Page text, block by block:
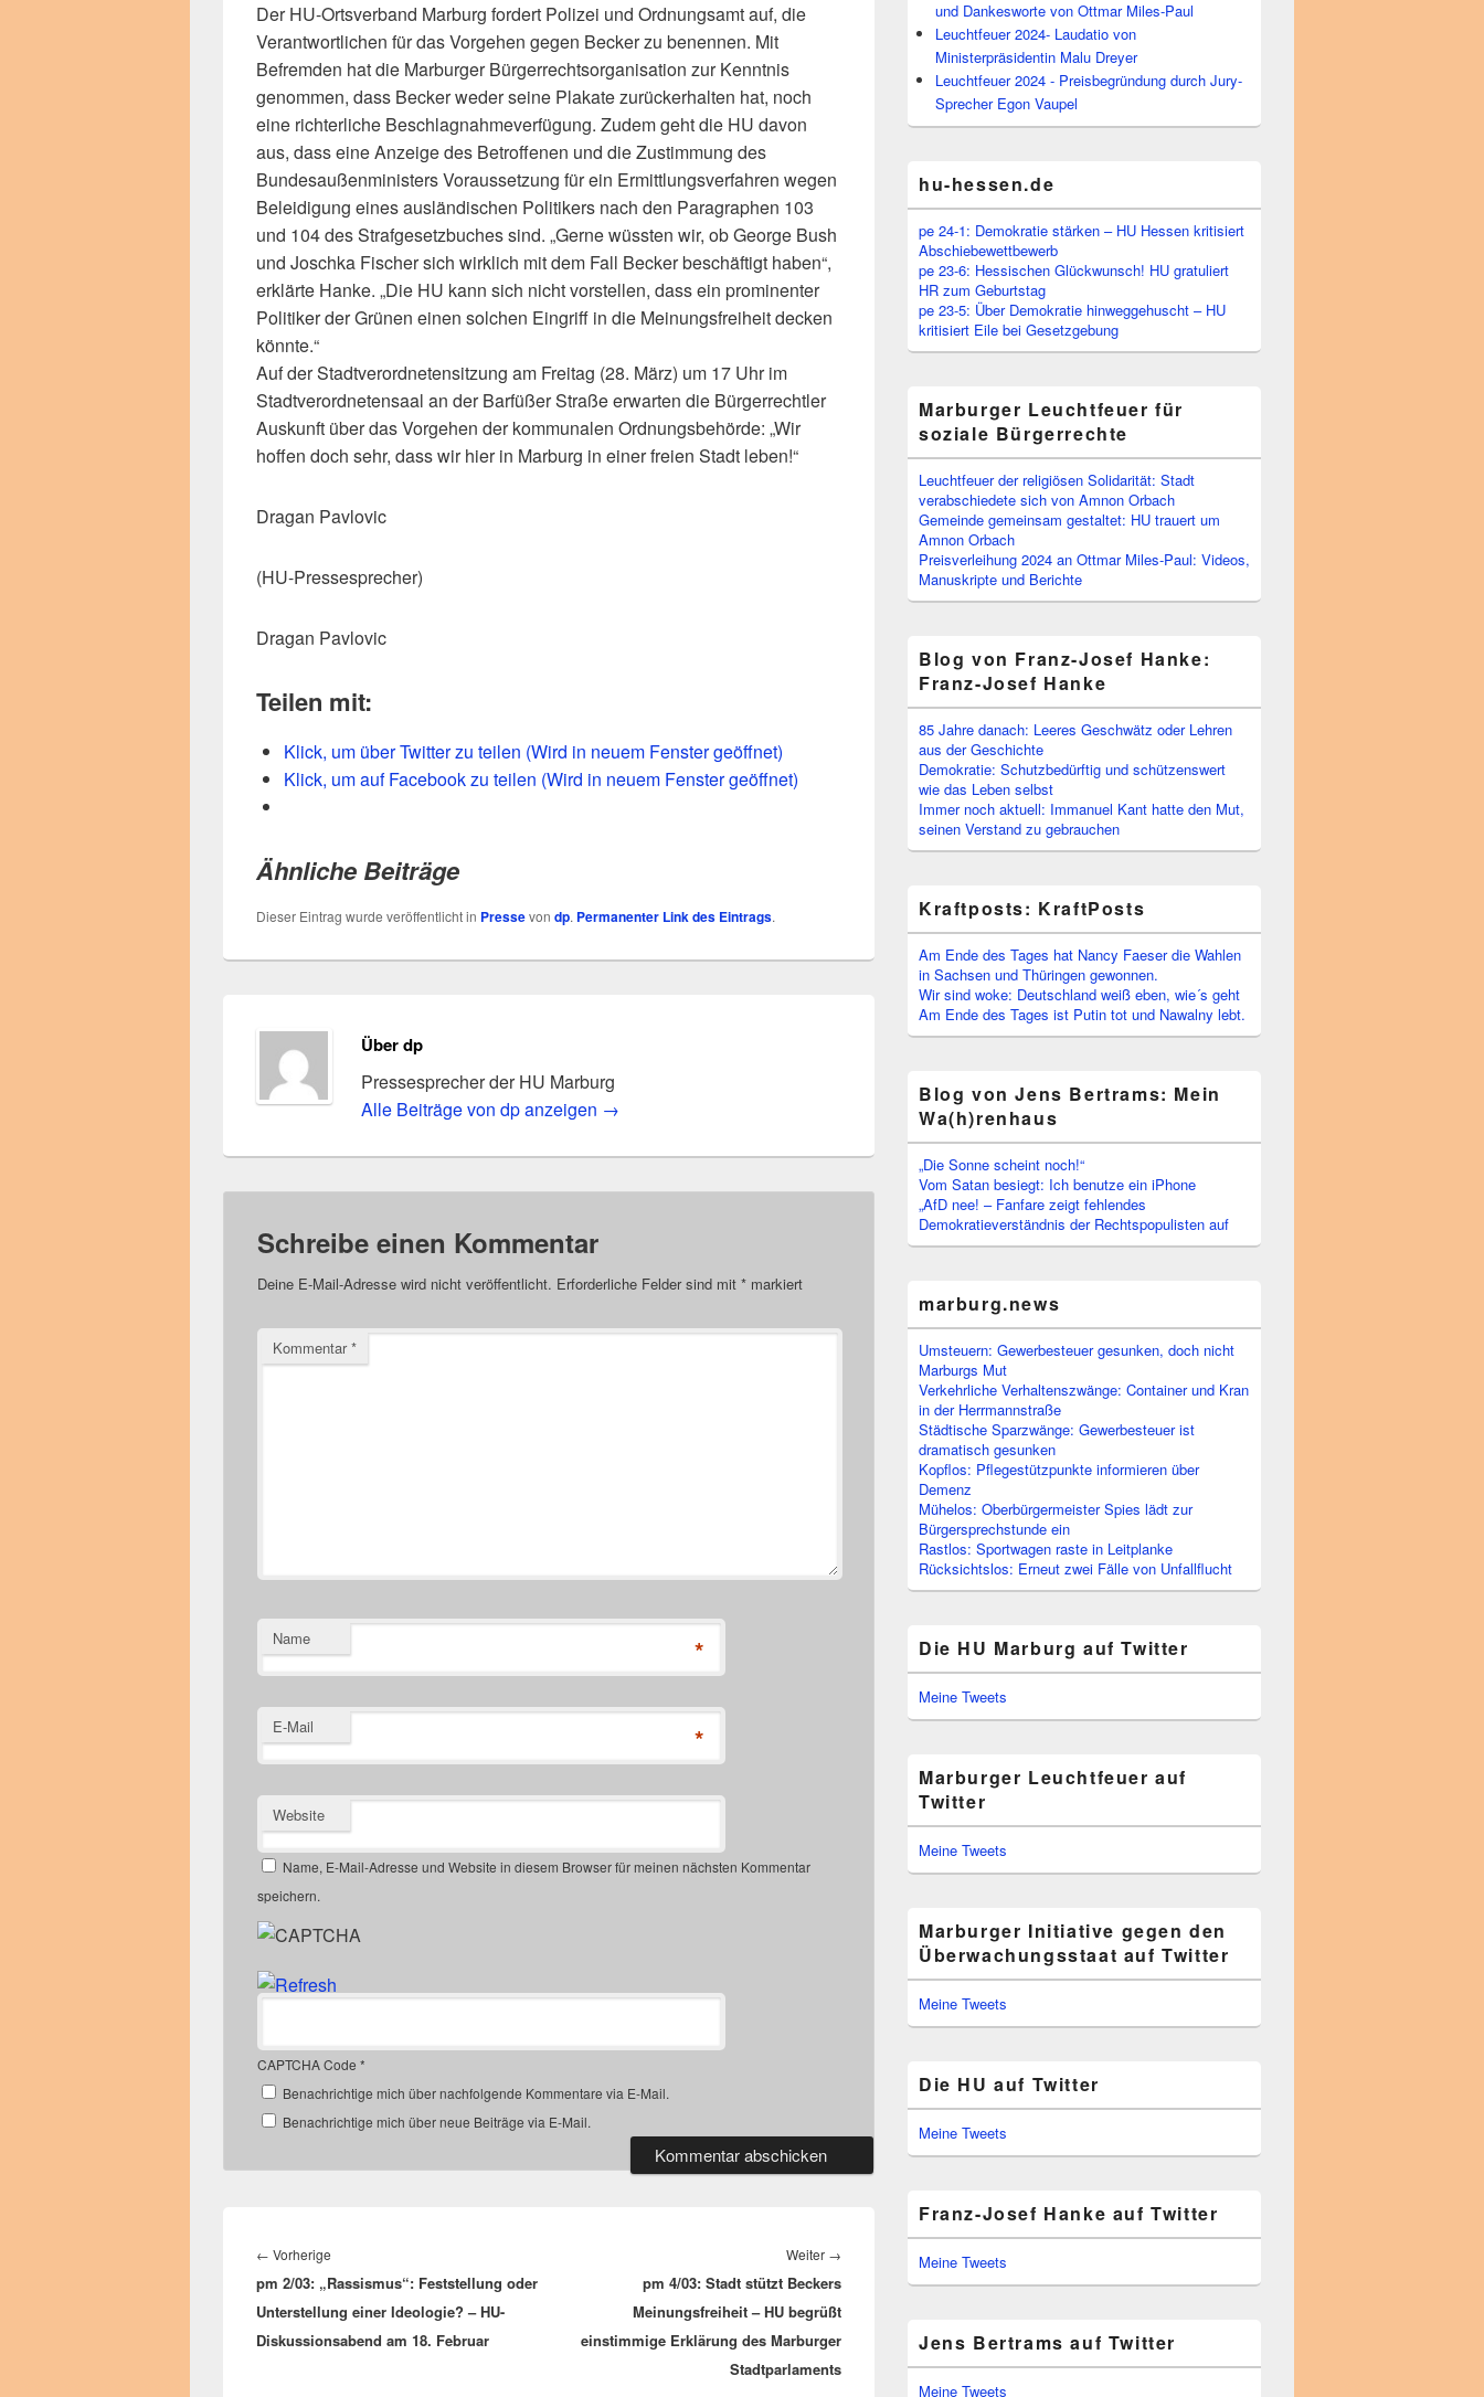
Der HU-Ortsverband Marburg fordert Polizei und Ordnungsamt auf, die
Verantwortlichen für das Vorgehen gegen Becker zu benennen. Mit
Befremden hat die Marburger Bürgerrechtsorganisation zur Kenntnis
genommen, dass Becker weder seine Plakate zurückerhalten hat, noch
eine richterliche Beschlagnahmeverfügung. Zudem geht die HU davon
aus, dass eine Anzeige des Betroffenen und die Zustimmung des
Bundesaußenministers Voraussetzung für ein Ermittlungsverfahren wegen
Beleidigung eines ausländischen Politikers nach den Paragraphen 103
und 104 des Strafgesetzbuches sind. „Gerne wüssten wir, ob George Bush
und Joschka Fischer sich wirklich mit dem Fall Becker beschäftigt haben“,
erklärte Hanke. „Die HU kann sich nicht vorstellen, dass ein prominenter
Politiker der Grünen einen solchen Eingriff in die Meinungsfreiheit decken
könnte.“
Auf der Stadtverordnetensitzung am Freitag (28. März) um 17 Uhr im
Stadtverordnetensaal an der Barfüßer Straße erwarten die Bürgerrechtler
Auskunft über das Vorgehen der kommunalen Ordnungsbehörde: „Wir
hoffen doch sehr, dass wir hier in Marburg in einer freien Stadt leben!“
Dragan Pavlovic
(HU-Pressesprecher)
Dragan Pavlovic
Teilen mit:
Klick, um über Twitter zu teilen (Wird in neuem Fenster geöffnet)
Klick, um auf Facebook zu teilen (Wird in neuem Fenster geöffnet)
Ähnliche Beiträge
Dieser Eintrag wurde veröffentlicht in Pressevon dp. Permanenter Link des Eintrags.
Über dp
Pressesprecher der HU Marburg
Alle Beiträge von dp anzeigen →
Schreibe einen Kommentar
Deine E-Mail-Adresse wird nicht veröffentlicht. Erforderliche Felder sind mit * markiert
Kommentar*
Name *
E-Mail *
Website
Name, E-Mail-Adresse und Website in diesem Browser für meinen nächsten Kommentar
speichern.
CAPTCHA Code *
Benachrichtige mich über nachfolgende Kommentare via E-Mail.
Benachrichtige mich über neue Beiträge via E-Mail.
← Vorherige
Beitrag:
pm 2/03: „Rassismus“: Feststellung oder
Unterstellung einer Ideologie? – HU-
Diskussionsabend am 18. Februar
Weiter →
Beitrag:
pm 4/03: Stadt stützt Beckers
Meinungsfreiheit – HU begrüßt
einstimmige Erklärung des Marburger
Stadtparlaments
und Dankesworte von Ottmar Miles-Paul
Leuchtfeuer 2024- Laudatio von
Ministerpräsidentin Malu Dreyer
Leuchtfeuer 2024 - Preisbegründung durch Jury-
Sprecher Egon Vaupel
hu-hessen.de
pe 24-1: Demokratie stärken – HU Hessen kritisiert
Abschiebewettbewerb
pe 23-6: Hessischen Glückwunsch! HU gratuliert
HR zum Geburtstag
pe 23-5: Über Demokratie hinweggehuscht – HU
kritisiert Eile bei Gesetzgebung
Marburger Leuchtfeuer für
soziale Bürgerrechte
Leuchtfeuer der religiösen Solidarität: Stadt
verabschiedete sich von Amnon Orbach
Gemeinde gemeinsam gestaltet: HU trauert um
Amnon Orbach
Preisverleihung 2024 an Ottmar Miles-Paul: Videos,
Manuskripte und Berichte
Blog von Franz-Josef Hanke:
Franz-Josef Hanke
85 Jahre danach: Leeres Geschwätz oder Lehren
aus der Geschichte
Demokratie: Schutzbedürftig und schützenswert
wie das Leben selbst
Immer noch aktuell: Immanuel Kant hatte den Mut,
seinen Verstand zu gebrauchen
Kraftposts: KraftPosts
Am Ende des Tages hat Nancy Faeser die Wahlen
in Sachsen und Thüringen gewonnen.
Wir sind woke: Deutschland weiß eben, wie´s geht
Am Ende des Tages ist Putin tot und Nawalny lebt.
Blog von Jens Bertrams: Mein
Wa(h)renhaus
„Die Sonne scheint noch!“
Vom Satan besiegt: Ich benutze ein iPhone
„AfD nee! – Fanfare zeigt fehlendes
Demokratieverständnis der Rechtspopulisten auf
marburg.news
Umsteuern: Gewerbesteuer gesunken, doch nicht
Marburgs Mut
Verkehrliche Verhaltenszwänge: Container und Kran
in der Herrmannstraße
Städtische Sparzwänge: Gewerbesteuer ist
dramatisch gesunken
Kopflos: Pflegestützpunkte informieren über
Demenz
Mühelos: Oberbürgermeister Spies lädt zur
Bürgersprechstunde ein
Rastlos: Sportwagen raste in Leitplanke
Rücksichtslos: Erneut zwei Fälle von Unfallflucht
Die HU Marburg auf Twitter
Meine Tweets
Marburger Leuchtfeuer auf
Twitter
Meine Tweets
Marburger Initiative gegen den
Überwachungsstaat auf Twitter
Meine Tweets
Die HU auf Twitter
Meine Tweets
Franz-Josef Hanke auf Twitter
Meine Tweets
Jens Bertrams auf Twitter
Meine Tweets